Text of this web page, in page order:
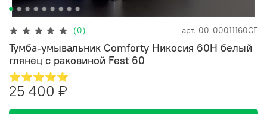
(0) арт. 00-00011160CF
Тумба-умывальник Comforty Никосия 60Н белый
глянец с раковиной Fest 60
⭐⭐⭐⭐⭐
25 400 ₽